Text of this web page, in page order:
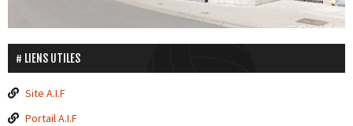
LIENS UTILES
Site A.I.F
Portail A.I.F